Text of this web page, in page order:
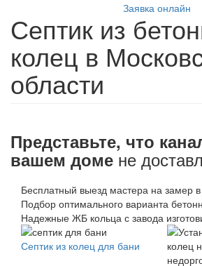
Заявка онлайн
Септик из
колец в
области
Представьте, что
вашем домене
Бесплатный выезд мастера на замер
Подбор оптимального варианта
Надежные ЖБ кольца с завода
Септик из колец для бани